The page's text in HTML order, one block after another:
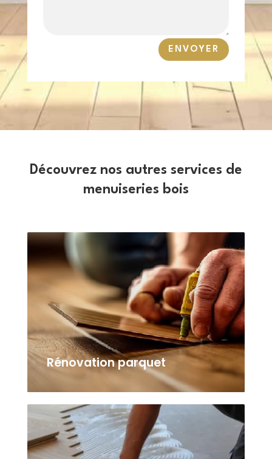
ENVOYER
Découvrez nos autres services de
menuiseries bois
Rénovation parquet